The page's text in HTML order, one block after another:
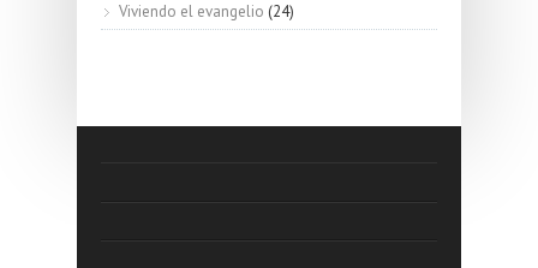
Viviendo el evangelio (24)